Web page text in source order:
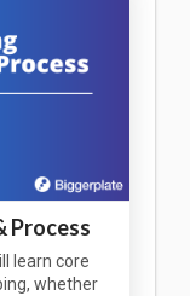
Process
learn core
whether